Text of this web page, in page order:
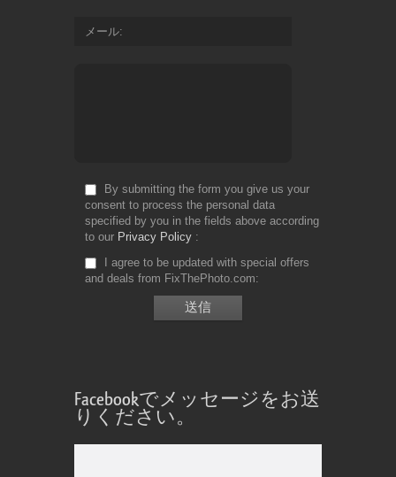
メール
By submitting the form you give us your
consent to process the personal data
specified by you in the fields above according
to our Privacy Policy
I agree to be updated with special offers
and deals from FixThePhoto.com
Facebookでメッセージをお送
りください。